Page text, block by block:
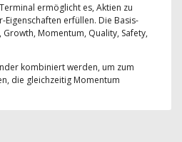
ermöglicht es, Aktien zu
erfüllen. Die Basis-
Momentum, Quality, Safety,
kombiniert werden, um zum
die gleichzeitig Momentum